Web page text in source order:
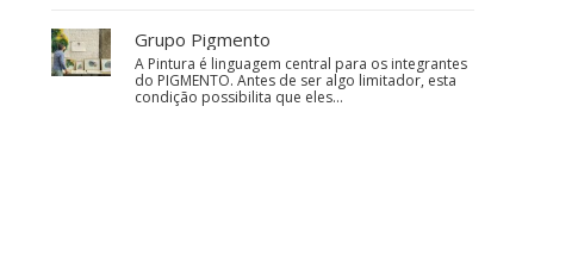
Grupo Pigmento
A Pintura é linguagem central para os integrantes
do PIGMENTO. Antes de ser algo limitador, esta
condição possibilita que eles…